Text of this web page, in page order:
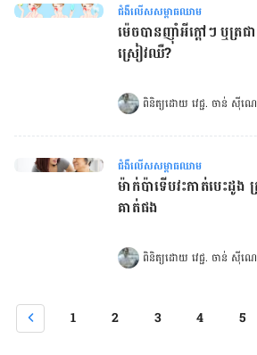
ជំងឺលើសសម្ពាធឈាម
ម៉េចបាន​ញ៉ាំអី​ក្ដៅៗ ឬត្រជ
ស្រៀវឈឺ?
ពិនិត្យដោយ វេជ្ជ. ចាន់ ស៊ីណ
ជំងឺលើសសម្ពាធឈាម
ម៉ាក់ប៉ាទើប​វះ​កាត់​បេះដូង
គាត់ផង
ពិនិត្យដោយ វេជ្ជ. ចាន់ ស៊ីណ
1 2 3 4 5